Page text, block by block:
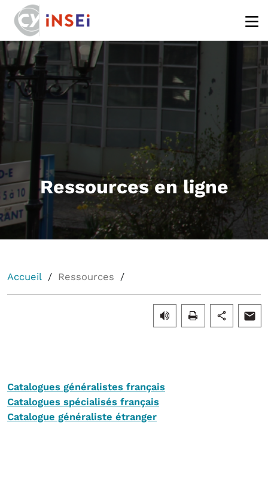
Ressources en ligne
Accueil Ressources
Catalogues généralistes français
Catalogues spécialisés français
Catalogue généraliste étranger